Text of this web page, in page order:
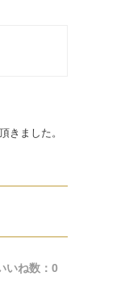
きました。
いね数： 0